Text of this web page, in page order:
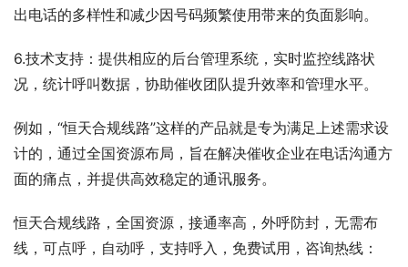
出电话的多样性和减少因号码频繁使用带来的负面影响。
6.技术支持：提供相应的后台管理系统，实时监控线路状
况，统计呼叫数据，协助催收团队提升效率和管理水平。
例如，“恒天合规线路”这样的产品就是专为满足上述需求设
计的，通过全国资源布局，旨在解决催收企业在电话沟通方
面的痛点，并提供高效稳定的通讯服务。
恒天合规线路，全国资源，接通率高，外呼防封，无需布
线，可点呼，自动呼，支持呼入，免费试用，咨询热线：